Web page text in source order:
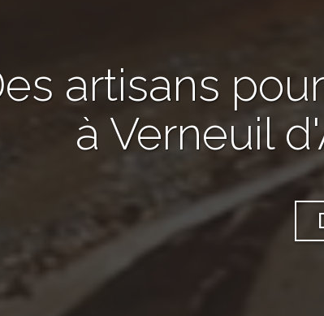
artisans pour
à Verneuil